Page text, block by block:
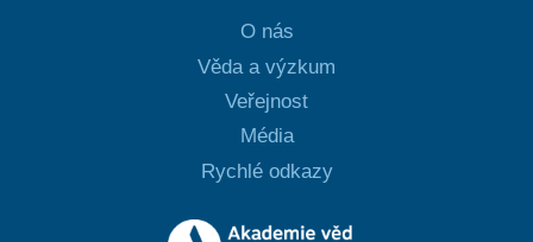
O nás
Věda a výzkum
Veřejnost
Média
Rychlé odkazy